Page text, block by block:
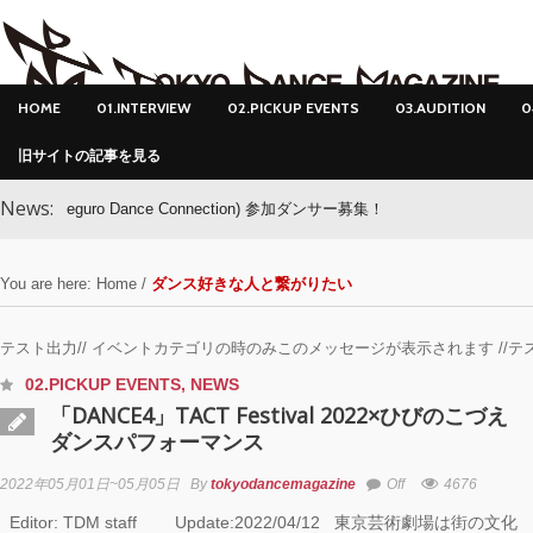
HOME 01.INTERVIEW 02.PICKUP EVENTS 03.AUDITION
旧サイトの記事を見る
News:Dance Connection) 参加ダンサー募集！
You are here: Home / ダンス好きな人と繋がりたい
テスト出力// イベントカテゴリの時のみこのメッセージが表示されます //テ
02.PICKUP EVENTS, NEWS
「DANCE4」TACT Festival 2022×ひびのこづえ
ダンスパフォーマンス
2022年05月01日~05月05日 Bytokyodancemagazine Off 4676
Editor: TDM staff Update:2022/04/12 東京芸術劇場は街の文化